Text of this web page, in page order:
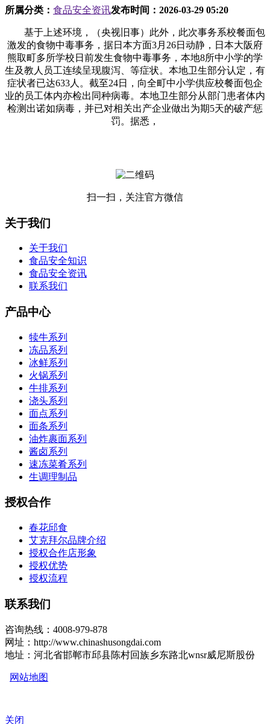
所属分类： 食品安全资讯发布时间： 2026-03-29 05:20
基于上述环境，（央视旧事）此外，此次事务系校餐面包
激发的食物中毒事务，据日本方面3月26日动静，日本大阪府
熊取町多所学校日前发生食物中毒事务，本地8所中小学的学
生及教人员工连续呈现腹泻、等症状。本地卫生部分认定，有
症状者已达633人。截至24日，向全町中小学供应校餐面包企
业的员工体内亦检出同种病毒。本地卫生部分从部门患者体内
检测出诺如病毒，并已对相关出产企业做出为期5天的破产惩
罚。据悉，
扫一扫，关注官方微信
关于我们
关于我们
食品安全知识
食品安全资讯
联系我们
产品中心
犊牛系列
冻品系列
冰鲜系列
火锅系列
牛排系列
浇头系列
面点系列
面条系列
油炸裹面系列
酱卤系列
速冻菜肴系列
生调理制品
授权合作
春花邱食
艾克拜尔品牌介绍
授权合作店形象
授权优势
授权流程
联系我们
咨询热线：4008-979-878
网址：http://www.chinashusongdai.com
地址：河北省邯郸市邱县陈村回族乡东路北wnsr威尼斯股份
网站地图
关闭